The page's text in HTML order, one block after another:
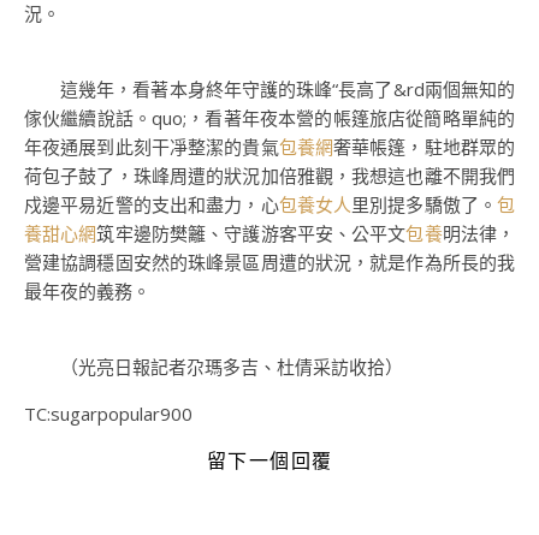
況。
這幾年，看著本身終年守護的珠峰“長高了&rd兩個無知的
傢伙繼續說話。quo;，看著年夜本營的帳篷旅店從簡略單純的
年夜通展到此刻干凈整潔的貴氣包養網奢華帳篷，駐地群眾的
荷包子鼓了，珠峰周遭的狀況加倍雅觀，我想這也離不開我們
戍邊平易近警的支出和盡力，心包養女人里別提多驕傲了。包
養甜心網筑牢邊防樊籬、守護游客平安、公平文包養明法律，
營建協調穩固安然的珠峰景區周遭的狀況，就是作為所長的我
最年夜的義務。
（光亮日報記者尕瑪多吉、杜倩采訪收拾）
TC:sugarpopular900
留下一個回覆